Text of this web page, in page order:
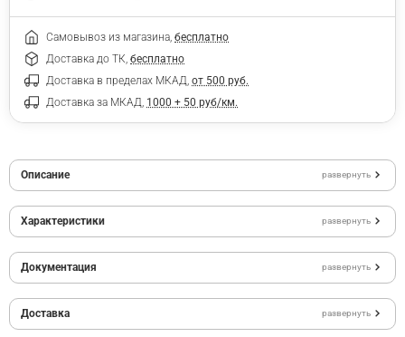
Самовывоз из магазина, бесплатно
Доставка до ТК, бесплатно
Доставка в пределах МКАД, от 500 руб.
Доставка за МКАД, 1000 + 50 руб/км.
Описание развернуть
Характеристики развернуть
Документация развернуть
Доставка развернуть